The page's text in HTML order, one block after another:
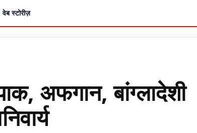
वेब स्टोरीज़
अफगान, बांग्लादेशी